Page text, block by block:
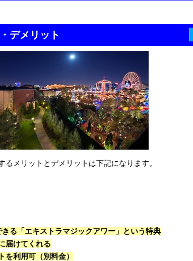
デメリット
るメリットとデメリットは下記になります。
る「エキストラマジックアワー」という特典
届けてくれる
を利用可（別料金）